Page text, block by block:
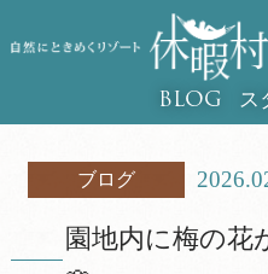
BLOG ス
ブログ
園地内に梅の花